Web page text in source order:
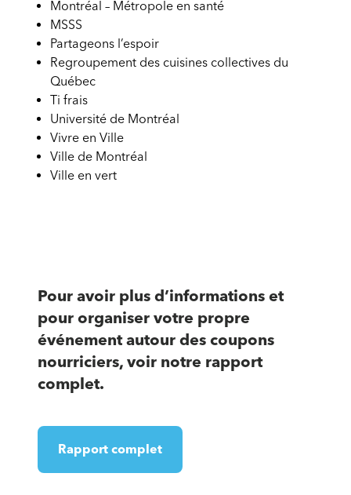
Montréal – Métropole en santé
MSSS
Partageons l’espoir
Regroupement des cuisines collectives du
Québec
Ti frais
Université de Montréal
Vivre en Ville
Ville de Montréal
Ville en vert
Pour avoir plus d’informations et
pour organiser votre propre
événement autour des coupons
nourriciers, voir notre rapport
complet.
Rapport complet